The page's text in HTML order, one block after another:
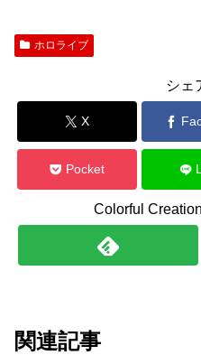
ホロライブ
シェ
X
Pocket
Colorful
関連記事